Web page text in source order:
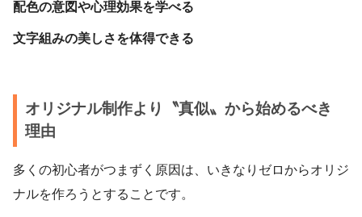
配色の意図や心理効果を学べる
文字組みの美しさを体得できる
オリジナル制作より〝真似〟から始めるべき
理由
多くの初心者がつまずく原因は、いきなりゼロからオリジ
ナルを作ろうとすることです。